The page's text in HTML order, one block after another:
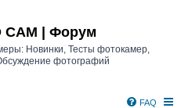
CAM | Форум
Новинки, Тесты фотокамер,
фотографий
FAQ